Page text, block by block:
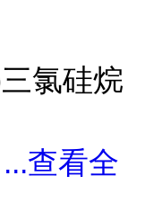
氯硅烷
...查看全